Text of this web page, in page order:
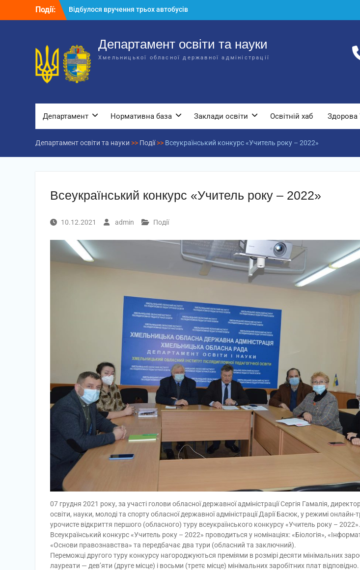
Події:
Відбулося вручення трьох автобусів
для потреб закладів освіти
Департаменту освіти та науки обласної
державної адміністрації
Відбулась обласна нарада для
відповідальних за національно-
патріотичне виховання
Департамент освіти та науки
Хмельницької обласної державної адміністрації
Департамент Нормативна база Заклади освіти Освітній хаб Здорова
Департамент освіти та науки >> Події>> Всеукраїнський конкурс «Учитель року – 2022»
Всеукраїнський конкурс «Учитель року – 2022»
10.12.2021 admin Події
07 грудня 2021 року, за участі голови обласної державної адміністрації Сергія Гамалія,
освіти, науки, молоді та спорту обласної державної адміністрації Дарії Басюк, у режимі онлайн-
урочисте відкриття першого (обласного) туру всеукраїнського конкурсу «Учитель року – 2022».
Всеукраїнський конкурс «Учитель року – 2022» проводиться у номінаціях: «Біологія»,
«Основи правознавства» та передбачає два тури (обласний та заключний).
Переможці другого туру конкурсу нагороджуються преміями в розмірі десяти мінімальних
лауреати — дев’яти (друге місце) і восьми (третє місце) мінімальних заробітних плат